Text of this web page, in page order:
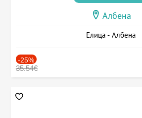
Албена
Елица - Албена
-25%
35.54€